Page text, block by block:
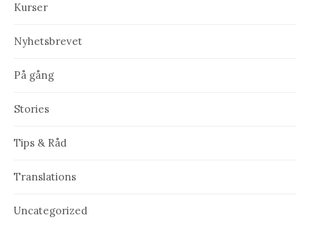
Kurser
Nyhetsbrevet
På gång
Stories
Tips & Råd
Translations
Uncategorized